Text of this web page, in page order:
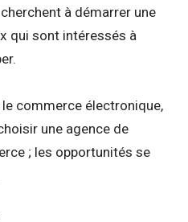
à démarrer une
qui sont intéressés à
commerce électronique,
une agence de
; les opportunités se